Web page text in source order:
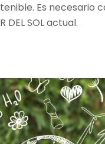
Es necesario
DEL SOL actual.